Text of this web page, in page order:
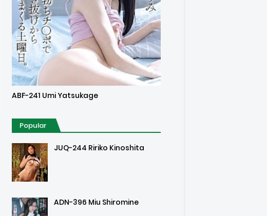
Uncensored
ABF-241 Umi Yatsukage
Popular
JUQ-244 Ririko Kinoshita
ADN-396 Miu Shiromine